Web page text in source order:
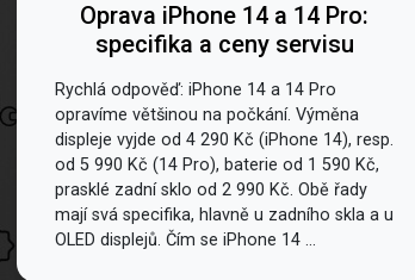
Oprava iPhone 14 a 14 Pro:
specifika a ceny servisu
Rychlá odpověď: iPhone 14 a 14 Pro
opravíme většinou na počkání. Výměna
displeje vyjde od 4 290 Kč (iPhone 14), resp.
od 5 990 Kč (14 Pro), baterie od 1 590 Kč,
prasklé zadní sklo od 2 990 Kč. Obě řady
mají svá specifika, hlavně u zadního skla a u
OLED displejů. Čím se iPhone 14 ...